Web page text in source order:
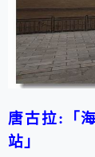
唐古拉:「
站」